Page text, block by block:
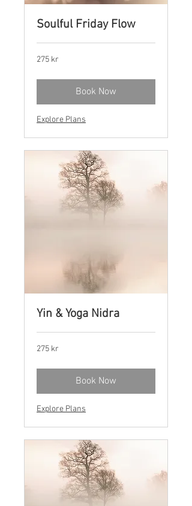
Soulful Friday Flow
275
norske
275 kr
Book Now
Explore Plans
Yin & Yoga Nidra
275
norske
275 kr
Book Now
Explore Plans